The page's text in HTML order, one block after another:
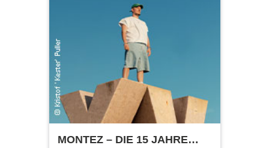
MONTEZ – DIE 15 JAHRE